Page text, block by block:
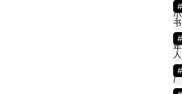
｜
扣
子
辑
书
人